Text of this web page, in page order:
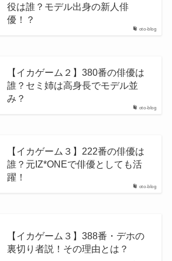
oto-blog
役は誰？モデル出身の新人俳
優！？
oto-blog
【イカゲーム２】380番の俳優は
誰？セミ姉は高身長でモデル並
み？
oto-blog
【イカゲーム３】222番の俳優は
誰？元IZ*ONEで俳優としても活
躍！
【イカゲーム３】388番・デホの
裏切り者説！その理由とは？